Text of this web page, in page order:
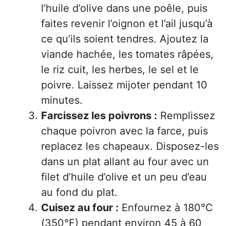
l’huile d’olive dans une poêle, puis
faites revenir l’oignon et l’ail jusqu’à
ce qu’ils soient tendres. Ajoutez la
viande hachée, les tomates râpées,
le riz cuit, les herbes, le sel et le
poivre. Laissez mijoter pendant 10
minutes.
Farcissez les poivrons : Remplissez
chaque poivron avec la farce, puis
replacez les chapeaux. Disposez-les
dans un plat allant au four avec un
filet d’huile d’olive et un peu d’eau
au fond du plat.
Cuisez au four : Enfournez à 180°C
(350°F) pendant environ 45 à 60